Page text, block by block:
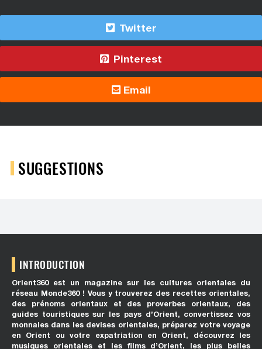
Twitter
Pinterest
Email
SUGGESTIONS
INTRODUCTION
Orient360 est un magazine sur les cultures orientales du
réseau Monde360 ! Vous y trouverez des recettes orientales,
des prénoms orientaux et des proverbes orientaux, des
guides touristiques sur les pays d’Orient, convertissez vos
monnaies dans les devises orientales, préparez votre voyage
en Orient ou votre expatriation en Orient, découvrez les
musiques orientales et les films d’Orient, les plus belles